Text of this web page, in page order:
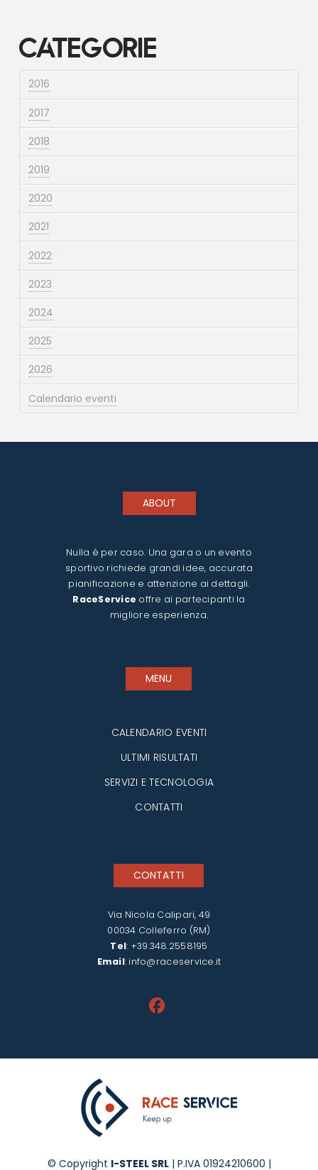
Categorie
2016
2017
2018
2019
2020
2021
2022
2023
2024
2025
2026
Calendario eventi
ABOUT
Nulla è per caso. Una gara o un evento
sportivo richiede grandi idee, accurata
pianificazione e attenzione ai dettagli.
RaceService offre ai partecipanti la
migliore esperienza.
MENU
CALENDARIO EVENTI
ULTIMI RISULTATI
SERVIZI E TECNOLOGIA
CONTATTI
CONTATTI
Via Nicola Calipari, 49
00034 Colleferro (RM)
Tel: +39.348.2558195
Email: info@raceservice.it
© Copyright I-STEEL SRL| P.IVA 01924210600 |